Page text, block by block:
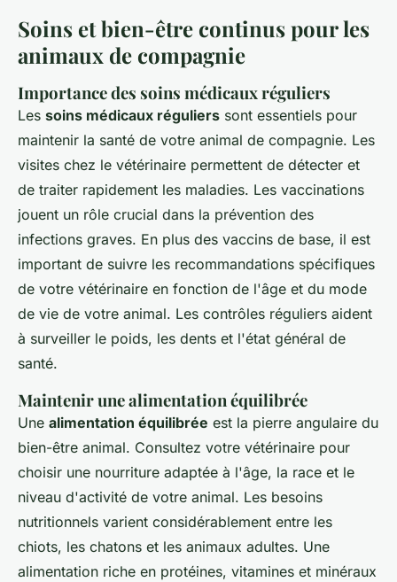
Soins et bien-être continus pour les
animaux de compagnie
Importance des soins médicaux réguliers
Les soins médicaux réguliers sont essentiels pour
maintenir la santé de votre animal de compagnie. Les
visites chez le vétérinaire permettent de détecter et
de traiter rapidement les maladies. Les vaccinations
jouent un rôle crucial dans la prévention des
infections graves. En plus des vaccins de base, il est
important de suivre les recommandations spécifiques
de votre vétérinaire en fonction de l'âge et du mode
de vie de votre animal. Les contrôles réguliers aident
à surveiller le poids, les dents et l'état général de
santé.
Maintenir une alimentation équilibrée
Une alimentation équilibrée est la pierre angulaire du
bien-être animal. Consultez votre vétérinaire pour
choisir une nourriture adaptée à l'âge, la race et le
niveau d'activité de votre animal. Les besoins
nutritionnels varient considérablement entre les
chiots, les chatons et les animaux adultes. Une
alimentation riche en protéines, vitamines et minéraux